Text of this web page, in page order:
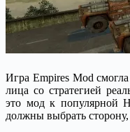
Игра Empires Mod
лица со стратегией
это мод к популярной
должны выбрать сторону,